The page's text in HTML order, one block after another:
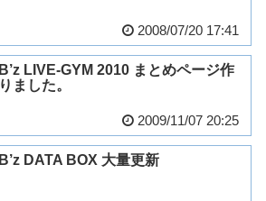
2008/07/20 17:41
B’z LIVE-GYM 2010 まとめページ作
りました。
2009/11/07 20:25
B’z DATA BOX 大量更新